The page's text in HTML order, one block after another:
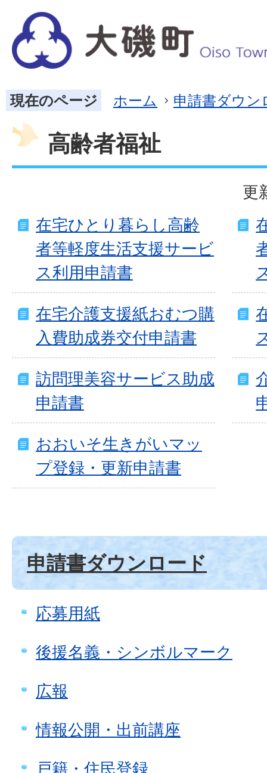
現在のページ ホーム 申請書ダウン
高齢者福祉
更
在宅ひとり暮らし高齢
者等軽度生活支援サービ
ス利用申請書
在宅介護支援紙おむつ購
入費助成券交付申請書
訪問理美容サービス助成
申請書
おおいそ生きがいマッ
プ登録・更新申請書
申請書ダウンロード
応募用紙
後援名義・シンボルマーク
広報
情報公開・出前講座
戸籍・住民登録